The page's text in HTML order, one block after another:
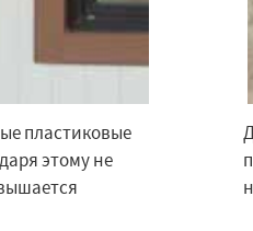
пластиковые
этому не